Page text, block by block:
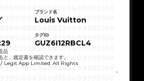
#3066123689299189
#3066123689299189
#3066123689299189
#3066123689299189
#3066123689299189
#3066123689299189
#3066123689299189
#3066123689299189
#3066123689299189
#3408395499395160
#3408395499395160
#3408395499395160
#3408395499395160
#3408395499395160
#3408395499395160
#3408395499395160
#3408395499395160
#3408395499395160
#3408395499395160
#3408395499395160
#3408395499395160
ブランド名
Louis Vuitton
タグID
GUZ6I12RBCL4
品
、鑑定書を確認できます。
/ Legit App Limited. All Rights